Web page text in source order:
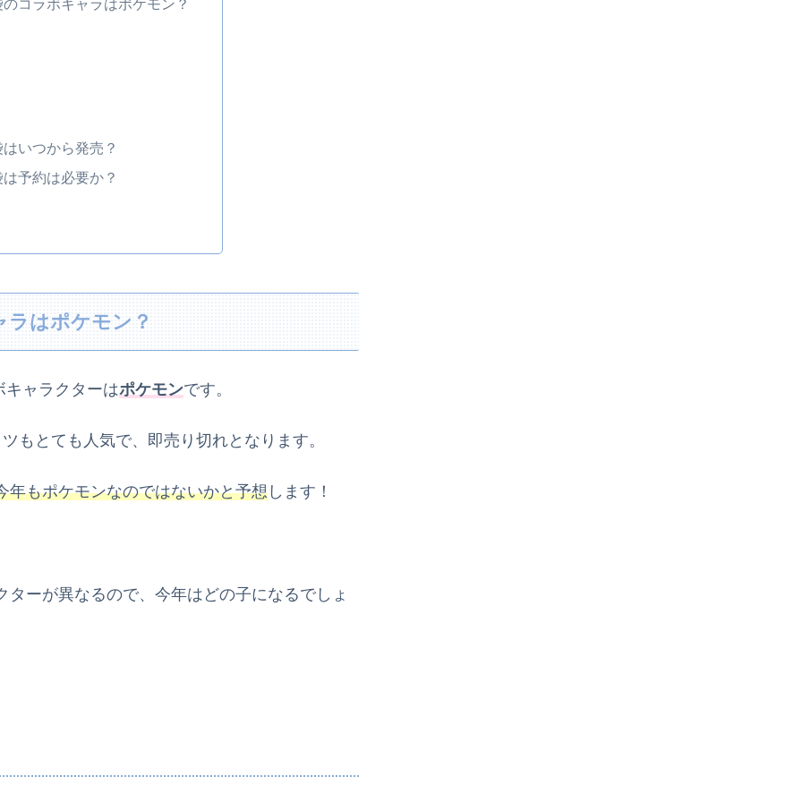
コラボキャラはポケモン？
いつから発売？
予約は必要か？
はポケモン？
キャラクターはポケモンです。
もとても人気で、即売り切れとなります。
年もポケモンなのではないかと予想 します！
ーが異なるので、今年はどの子になるでしょ